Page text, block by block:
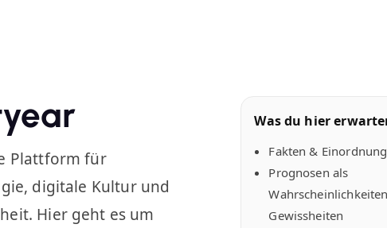
Plattform für
digitale Kultur und
Hier geht es um
Was du hier
Fakten &
Prognosen als
Gewissheiten